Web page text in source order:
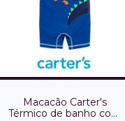
Macacão Carter's
Térmico de banho com